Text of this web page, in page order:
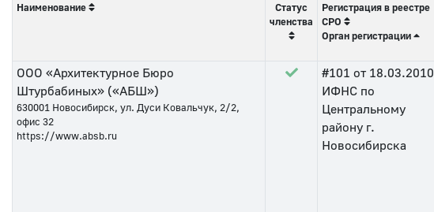
Наименование
Статус
членства
Регистрация в реестре
СРО
Орган регистрации
ООО «Архитектурное Бюро
Штурбабиных» («АБШ»)
630001 Новосибирск, ул. Дуси Ковальчук, 2/2,
офис 32
https://www.absb.ru
#101 от 18.03.2010
ИФНС по
Центральному
району г.
Новосибирска